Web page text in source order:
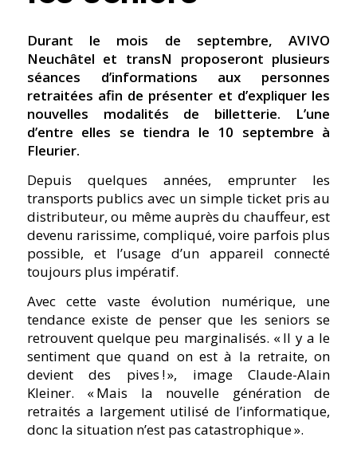
Durant le mois de septembre, AVIVO
Neuchâtel et transN proposeront plusieurs
séances d’informations aux personnes
retraitées afin de présenter et d’expliquer les
nouvelles modalités de billetterie. L’une
d’entre elles se tiendra le 10 septembre à
Fleurier.
Depuis quelques années, emprunter les
transports publics avec un simple ticket pris au
distributeur, ou même auprès du chauffeur, est
devenu rarissime, compliqué, voire parfois plus
possible, et l’usage d’un appareil connecté
toujours plus impératif.
Avec cette vaste évolution numérique, une
tendance existe de penser que les seniors se
retrouvent quelque peu marginalisés. « Il y a le
sentiment que quand on est à la retraite, on
devient des pives ! », image Claude-Alain
Kleiner. « Mais la nouvelle génération de
retraités a largement utilisé de l’informatique,
donc la situation n’est pas catastrophique ».